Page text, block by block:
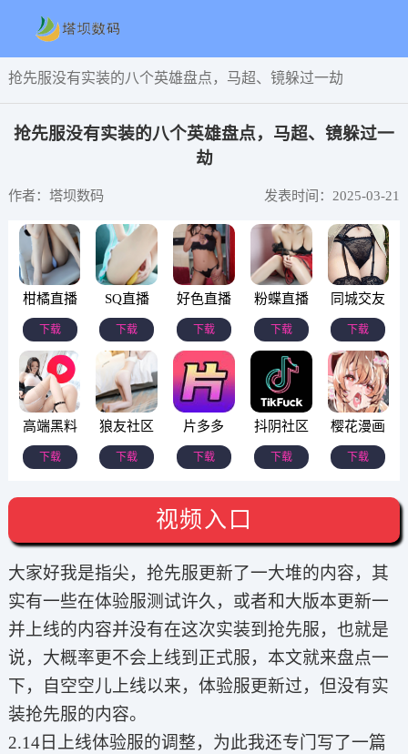
抢先服没有实装的八个英雄盘点，马超、镜躲过一劫
抢先服没有实装的八个英雄盘点，马超、镜躲过一
劫
作者：塔坝数码 发表时间：2025-03-21
柑橘直播
下载
SQ直播
下载
好色直播
下载
粉蝶直播
下载
同城交友
下载
高端黑料
下载
狼友社区
下载
片多多
下载
抖阴社区
下载
樱花漫画
下载
视频入口
大家好我是指尖，抢先服更新了一大堆的内容，其
实有一些在体验服测试许久，或者和大版本更新一
并上线的内容并没有在这次实装到抢先服，也就是
说，大概率更不会上线到正式服，本文就来盘点一
下，自空空儿上线以来，体验服更新过，但没有实
装抢先服的内容。
2.14日上线体验服的调整，为此我还专门写了一篇